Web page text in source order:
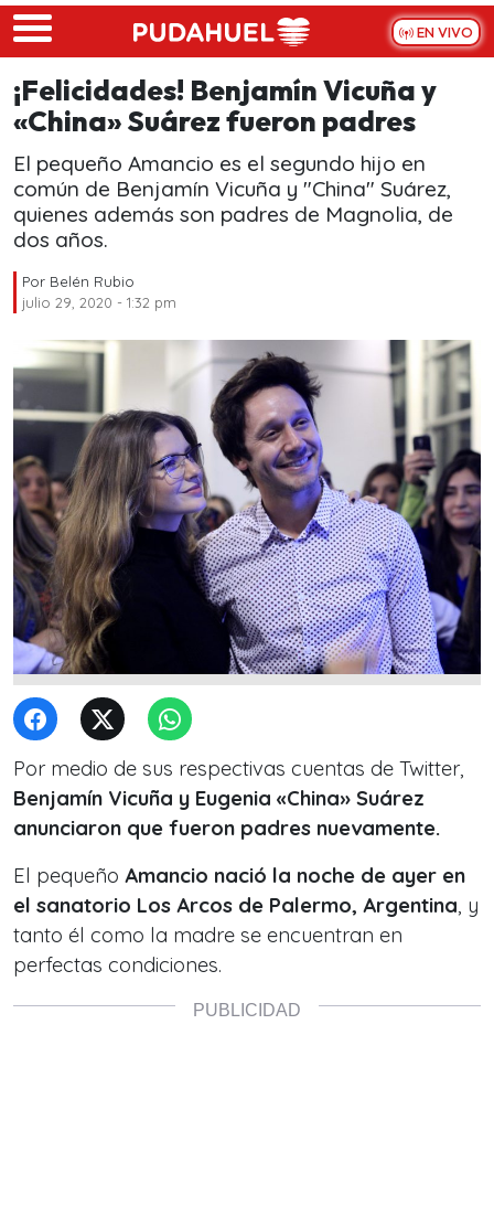
Skip to main content
EN VIVO
¡Felicidades! Benjamín Vicuña y
«China» Suárez fueron padres
El pequeño Amancio es el segundo hijo en
común de Benjamín Vicuña y "China" Suárez,
quienes además son padres de Magnolia, de
dos años.
Por Belén Rubio
julio 29, 2020 - 1:32 pm
Por medio de sus respectivas cuentas de Twitter,
Benjamín Vicuña y Eugenia «China» Suárez
anunciaron que fueron padres nuevamente.
El pequeño Amancio nació la noche de ayer en
el sanatorio Los Arcos de Palermo, Argentina, y
tanto él como la madre se encuentran en
perfectas condiciones.